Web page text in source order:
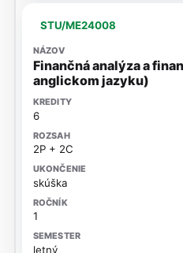
STU/ME24008
Finančná analýza a
anglickom jazyku)
6
2P + 2C
skúška
1
letný